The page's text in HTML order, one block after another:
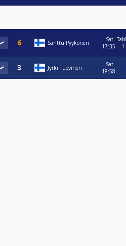
Santtu Pyykönen
Sat
17:35
1
Jyrki Tuovinen
Sat
18:58